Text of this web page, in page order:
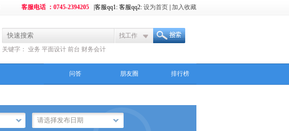
客服电话 ：0745-2394205 |客服qq1: 客服qq2: 设为首页 加入收藏
找工作
关键字： 业务 平面设计 前台 财务会计
问答 朋友圈 排行榜